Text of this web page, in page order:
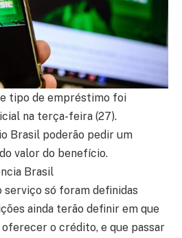
tipo de empréstimo foi
na terça-feira (27).
Brasil poderão pedir um
valor do benefício.
Brasil
serviço só foram definidas
ainda terão definir em que
o crédito, e que passar